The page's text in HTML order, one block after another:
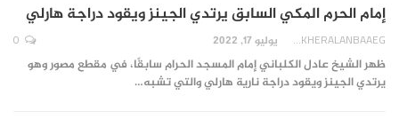
إمام الحرم المكي السابق يرتدي الجينز ويقود دراجة هارلي
AKHERALANBAAEG يوليو 17, 2022
ظهر الشيخ عادل الكلباني إمام المسجد الحرام سابقًا، في مقطع مصور وهو
يرتدي الجينز ويقود دراجة نارية هارلي والتي تشبه…